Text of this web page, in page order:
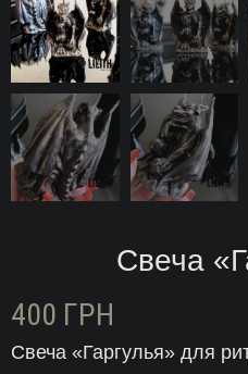
Свеча
400 ГРН
Свеча «Гаргулья» для